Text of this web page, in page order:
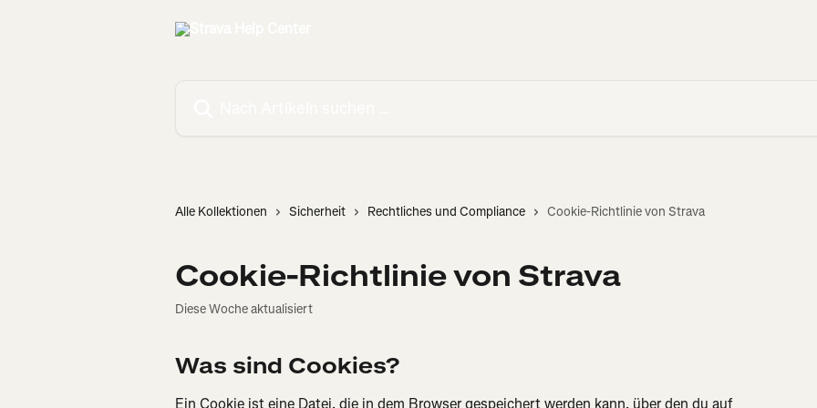
Alle Kollektionen Sicherheit Rechtliches und Compliance Cookie-Richtlinie von Strava
Cookie-Richtlinie von Strava
Diese Woche aktualisiert
Was sind Cookies?
Ein Cookie ist eine Datei, die in dem Browser gespeichert werden kann, über den du auf